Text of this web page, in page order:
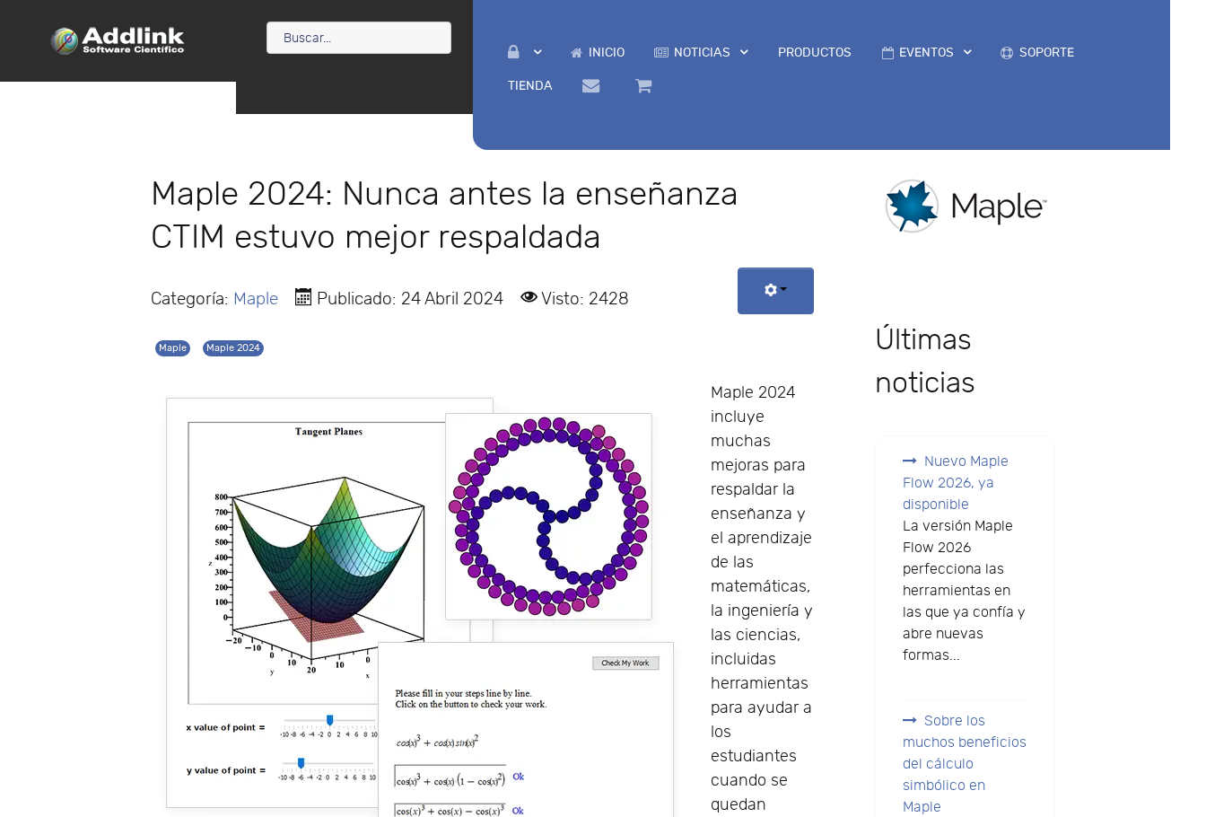
INICIO NOTICIAS PRODUCTOS EVENTOS SOPORTE
TIENDA
Maple 2024: Nunca antes la enseñanza
CTIM estuvo mejor respaldada
Categoría: Maple Publicado: 24 Abril 2024 Visto: 2428
Maple Maple 2024
Maple 2024
incluye
muchas
mejoras para
respaldar la
enseñanza y
el aprendizaje
de las
matemáticas,
la ingeniería y
las ciencias,
incluidas
herramientas
para ayudar a
los
estudiantes
cuando se
quedan
Últimas
noticias
Nuevo Maple
Flow 2026, ya
disponible
La versión Maple
Flow 2026
perfecciona las
herramientas en
las que ya confía y
abre nuevas
formas...
Sobre los
muchos beneficios
del cálculo
simbólico en
Maple